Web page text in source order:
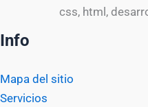
css, html,
Info
Mapa del sitio
Servicios